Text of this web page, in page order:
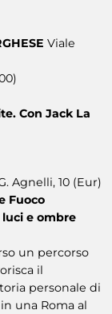
Viale
Con Jack La
Agnelli, 10 (Eur)
Fuoco
e ombre
un percorso
il
personale di
una Roma al